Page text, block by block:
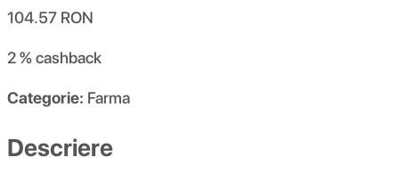
104.57 RON
2 %cashback
Categorie: Farma
Descriere